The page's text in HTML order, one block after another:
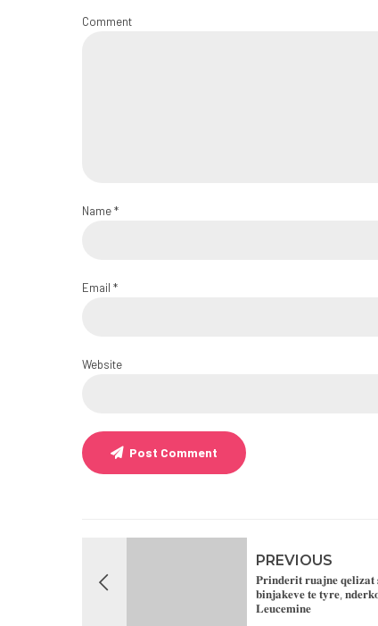
Comment
Name *
Email *
Website
Post Comment
PREVIOUS
𝐏𝐫𝐢𝐧𝐝𝐞𝐫𝐢𝐭 𝐫𝐮𝐚𝐣𝐧𝐞
𝐛𝐢𝐧𝐣𝐚𝐤𝐞𝐯𝐞 𝐭𝐞 𝐭𝐲𝐫𝐞,
𝐋𝐞𝐮𝐜𝐞𝐦𝐢𝐧𝐞